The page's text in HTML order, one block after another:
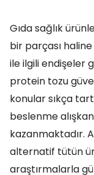
Gıda sağlık
bir parçası
ile ilgili endişeler
protein tozu
konular sıkça
beslenme
kazanmaktadır.
alternatif tütün
araştırmalarla